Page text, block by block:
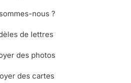
nous ?
de lettres
des photos
des cartes